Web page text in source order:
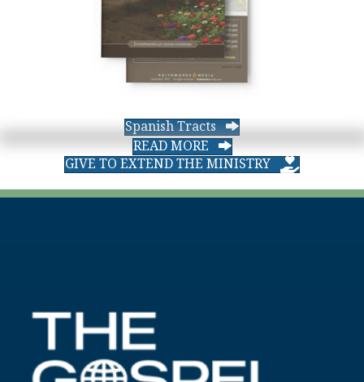
Spanish Tracts
READ MORE
GIVE TO EXTEND THE MINISTRY